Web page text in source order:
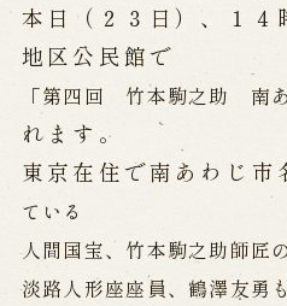
公演情報
公演カレンダー
開
近日開催の公演
出張公演
出張公演
学校公演
海外旅行客向け特別
本日（２３日）、１４
地区公民館で
「第四回 竹本駒之助 南
れます。
東京在住で南あわじ市
ている
人間国宝、 竹本駒之助師匠
淡路人形座座員、鶴澤友勇